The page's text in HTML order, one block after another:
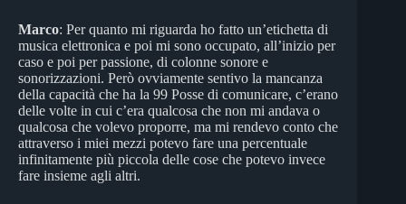
Marco: Per quanto mi riguarda ho fatto un’etichetta di
musica elettronica e poi mi sono occupato, all’inizio per
caso e poi per passione, di colonne sonore e
sonorizzazioni. Però ovviamente sentivo la mancanza
della capacità che ha la 99 Posse di comunicare, c’erano
delle volte in cui c’era qualcosa che non mi andava o
qualcosa che volevo proporre, ma mi rendevo conto che
attraverso i miei mezzi potevo fare una percentuale
infinitamente più piccola delle cose che potevo invece
fare insieme agli altri.